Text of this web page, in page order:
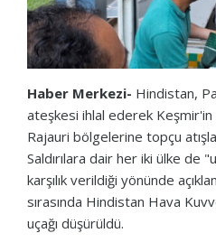
Haber Merkezi- Hindistan,
ateşkesi ihlal ederek
Rajauri bölgelerine topçu
Saldırılara dair her iki ülke de
karşılık verildiği yönünde
sırasında Hindistan Hava
uçağı düşürüldü.